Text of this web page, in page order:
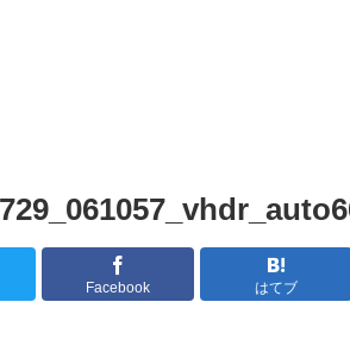
Facebook はてブ